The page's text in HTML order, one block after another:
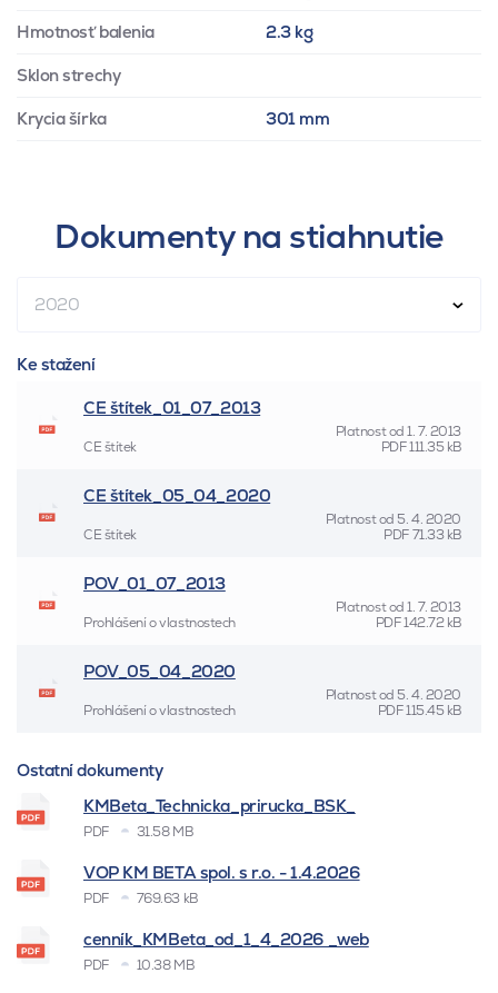
Hmotnosť balenia 2.3 kg
Sklon strechy
Krycia šírka 301 mm
Dokumenty na stiahnutie
2020
Ke stažení
CE štítek_01_07_2013
Platnost od1. 7. 2013
CE štítek
PDF111.35 kB
CE štítek_05_04_2020
Platnost od 5. 4. 2020
CE štítek
PDF71.33 kB
POV_01_07_2013
Platnost od1. 7. 2013
Prohlášení o vlastnostech
PDF142.72 kB
POV_05_04_2020
Platnost od 5. 4. 2020
Prohlášení o vlastnostech
PDF115.45 kB
Ostatní dokumenty
KMBeta_Technicka_prirucka_BSK_
PDF 31.58 MB
VOP KM BETA spol. s r.o. - 1.4.2026
PDF 769.63 kB
cenník_KMBeta_od_1_4_2026 _web
PDF 10.38 MB